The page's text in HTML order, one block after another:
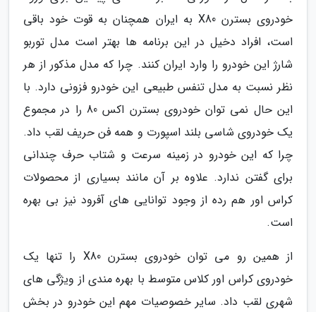
خودروی بسترن X80 به ایران همچنان به قوت خود باقی
است، افراد دخیل در این برنامه ها بهتر است مدل توربو
شارژ این خودرو را وارد ایران کنند. چرا که مدل مذکور از هر
نظر نسبت به مدل تنفس طبیعی این خودرو فزونی دارد. با
این حال نمی توان خودروی بسترن اکس 80 را در مجموع
یک خودروی شاسی بلند اسپورت و همه فن حریف لقب داد.
چرا که این خودرو در زمینه سرعت و شتاب حرف چندانی
برای گفتن ندارد. علاوه بر آن مانند بسیاری از محصولات
کراس اور هم رده از وجود توانایی های آفرود نیز بی بهره
است.
از همین رو می توان خودروی بسترن X80 را تنها یک
خودروی کراس اور کلاس متوسط با بهره مندی از ویژگی های
شهری لقب داد. سایر خصوصیات مهم این خودرو در بخش